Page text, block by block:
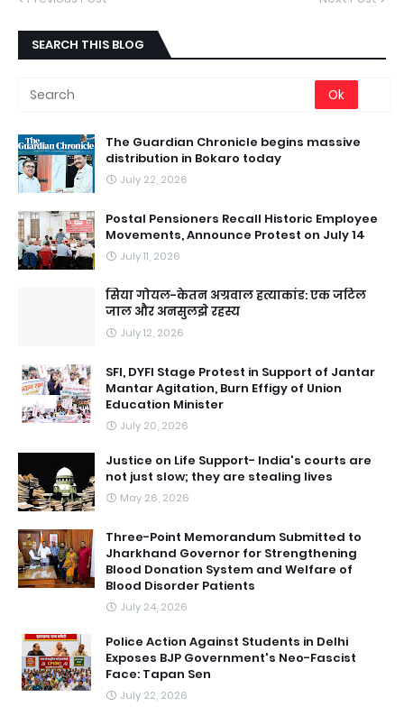
SEARCH THIS BLOG
The Guardian Chronicle begins massive
distribution in Bokaro today
July 22, 2026
Postal Pensioners Recall Historic Employee
Movements, Announce Protest on July 14
July 11, 2026
सिया गोयल-केतन अग्रवाल हत्याकांड: एक जटिल
जाल और अनसुलझे रहस्य
July 12, 2026
SFI, DYFI Stage Protest in Support of Jantar
Mantar Agitation, Burn Effigy of Union
Education Minister
July 20, 2026
Justice on Life Support- India's courts are
not just slow; they are stealing lives
May 26, 2026
Three-Point Memorandum Submitted to
Jharkhand Governor for Strengthening
Blood Donation System and Welfare of
Blood Disorder Patients
July 24, 2026
Police Action Against Students in Delhi
Exposes BJP Government's Neo-Fascist
Face: Tapan Sen
July 22, 2026